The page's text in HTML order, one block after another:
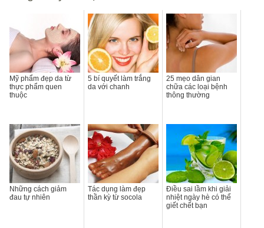
Mỹ phẩm đẹp da từ
thực phẩm quen
thuộc
5 bí quyết làm trắng
da với chanh
25 mẹo dân gian
chữa các loại bệnh
thông thường
Những cách giảm
đau tự nhiên
Tác dụng làm đẹp
thần kỳ từ socola
Điều sai lầm khi giải
nhiệt ngày hè có thể
giết chết bạn